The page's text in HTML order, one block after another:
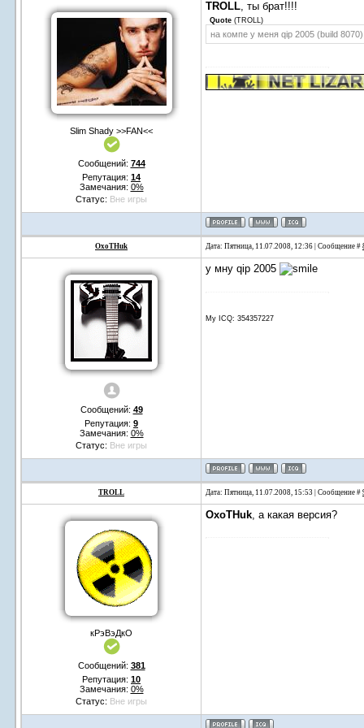
Slim Shady >>FAN<<
Сообщений: 744
Репутация: 14
Замечания: 0%
Статус: Вне игры
TROLL, ты брат!!!!
Quote (TROLL)
на компе у меня qip 2005 (build 8070)
OxoTHuk Дата: Пятница, 11.07.2008, 12:36 | Сообщение #
Сообщений: 49
Репутация: 9
Замечания: 0%
Статус: Вне игры
у мну qip 2005
My ICQ: 354357227
TROLL Дата: Пятница, 11.07.2008, 15:53 | Сообщение #
кРэВэДкО
Сообщений: 381
Репутация: 10
Замечания: 0%
Статус: Вне игры
OxoTHuk, а какая версия?